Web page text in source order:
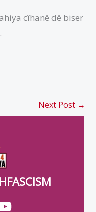
cîhanê dê biser
Next Post →